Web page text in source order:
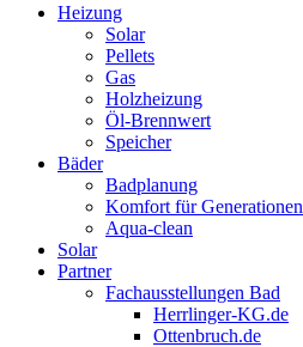
Heizung
Solar
Pellets
Gas
Holzheizung
Öl-Brennwert
Speicher
Bäder
Badplanung
Komfort für Generationen
Aqua-clean
Solar
Partner
Fachausstellungen Bad
Herrlinger-KG.de
Ottenbruch.de